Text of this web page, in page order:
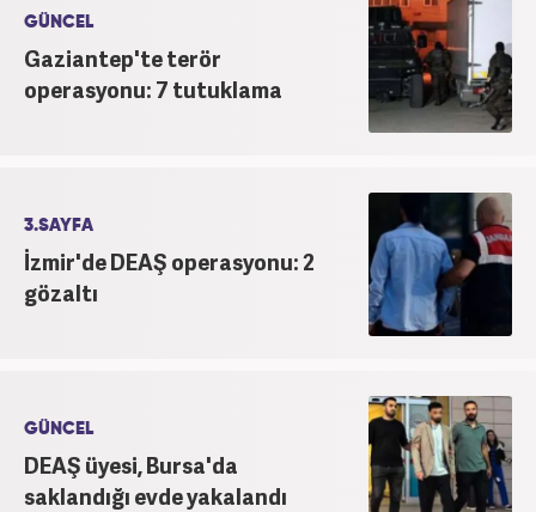
GÜNCEL
Gaziantep'te terör
operasyonu: 7 tutuklama
3.SAYFA
İzmir'de DEAŞ operasyonu: 2
gözaltı
GÜNCEL
DEAŞ üyesi, Bursa'da
saklandığı evde yakalandı